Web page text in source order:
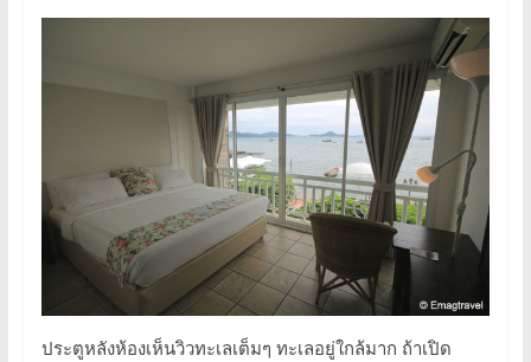
ประตูหลังห้องเห็นวิวทะเลเต็มๆ ทะเลอยู่ใกล้มาก ถ้าเปิด